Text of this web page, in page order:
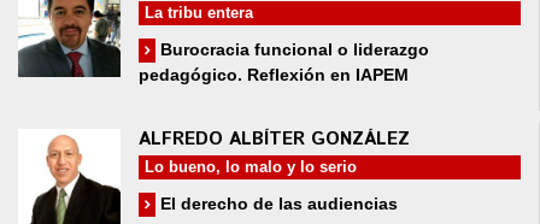
La tribu entera
Burocracia funcional o liderazgo
pedagógico. Reflexión en IAPEM
ALFREDO ALBÍTER GONZÁLEZ
Lo bueno, lo malo y lo serio
El derecho de las audiencias